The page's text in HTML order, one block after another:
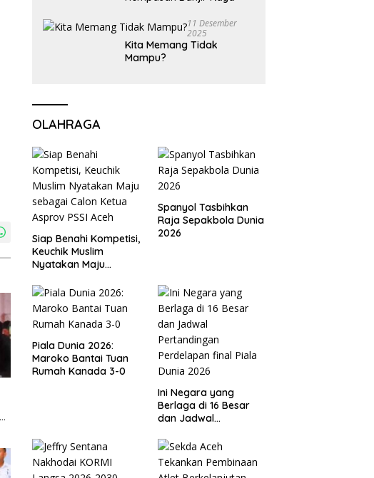
11 Desember
2025
Kita Memang Tidak
Mampu?
OLAHRAGA
Siap Benahi Kompetisi,
Keuchik Muslim
Nyatakan Maju
Asprov PSSI Aceh
Spanyol Tasbihkan
Raja Sepakbola Dunia
2026
Piala Dunia 2026:
Maroko Bantai Tuan
Rumah Kanada 3-0
Ini Negara yang
Berlaga di 16 Besar
dan Jadwal
Perdelapan final Piala
Dunia 2026